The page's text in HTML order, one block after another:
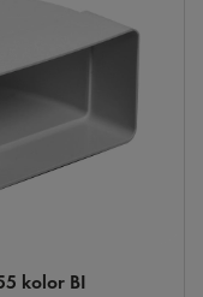
kolor BI